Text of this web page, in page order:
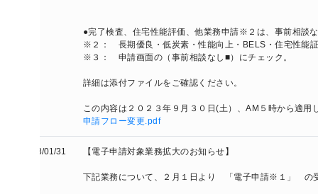
●完了検査、住宅性能評価、他業務申請※２は、事前相談なし※３
※２：　長期優良・低炭素・性能向上・BELS・住宅性能証明（贈与
※３：　申請画面の（事前相談なし■）にチェック。
詳細は添付ファイルをご確認ください。
申請フロー変更.pdf
【電子申請対象業務拡大のお知らせ】
下記業務について、２月１日より　「電子申請※１」　の受付を開